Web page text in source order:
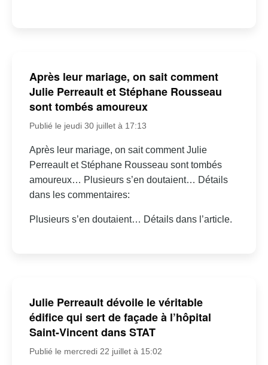
Après leur mariage, on sait comment
Julie Perreault et Stéphane Rousseau
sont tombés amoureux
Publié le jeudi 30 juillet à 17:13
Après leur mariage, on sait comment Julie
Perreault et Stéphane Rousseau sont tombés
amoureux… Plusieurs s’en doutaient… Détails
dans les commentaires:
Plusieurs s’en doutaient… Détails dans l’article.
Julie Perreault dévoile le véritable
édifice qui sert de façade à l’hôpital
Saint-Vincent dans STAT
Publié le mercredi 22 juillet à 15:02